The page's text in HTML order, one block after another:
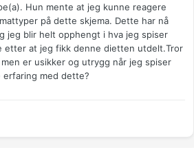
Hun mente at jeg kunne reagere
på dette skjema. Dette har nå
jeg blir helt opphengt i hva jeg spiser
etter at jeg fikk denne dietten utdelt.Tror
er usikker og utrygg når jeg spiser
erfaring med dette?